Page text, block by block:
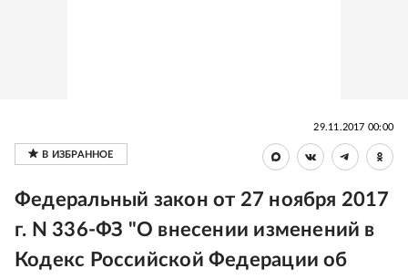
29.11.2017 00:00
Федеральный закон от 27 ноября 2017
г. N 336-ФЗ "О внесении изменений в
Кодекс Российской Федерации об